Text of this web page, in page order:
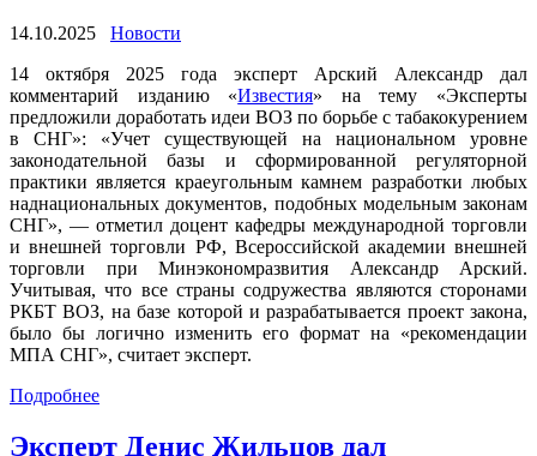
14.10.2025
Новости
14 октября 2025 года эксперт Арский Александр дал
комментарий изданию «Известия» на тему «Эксперты
предложили доработать идеи ВОЗ по борьбе с табакокурением
в СНГ»: «Учет существующей на национальном уровне
законодательной базы и сформированной регуляторной
практики является краеугольным камнем разработки любых
наднациональных документов, подобных модельным законам
СНГ», — отметил доцент кафедры международной торговли
и внешней торговли РФ, Всероссийской академии внешней
торговли при Минэкономразвития Александр Арский.
Учитывая, что все страны содружества являются сторонами
РКБТ ВОЗ, на базе которой и разрабатывается проект закона,
было бы логично изменить его формат на «рекомендации
МПА СНГ», считает эксперт.
Подробнее
Эксперт Денис Жильцов дал